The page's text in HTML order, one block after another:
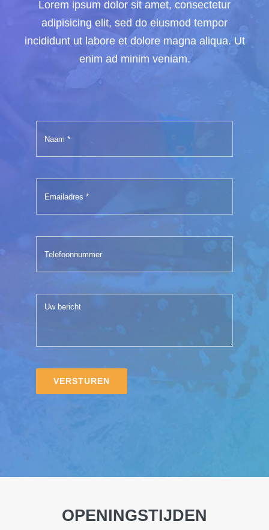
Lorem ipsum dolor sit amet, consectetur
adipisicing elit, sed do eiusmod tempor
incididunt ut labore et dolore magna aliqua. Ut
enim ad minim veniam.
VERSTUREN
OPENINGSTIJDEN